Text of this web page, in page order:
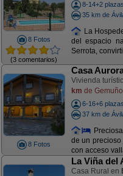
8 Fotos
(3 comentarios)
8-14+2 plazas
35 km de
La
del espacio
Serrota,
8 Fotos
Casa
Vivienda
km de
6-16+6 plazas
37 km de
de un
con acceso
La Viña del
Casa Rural en